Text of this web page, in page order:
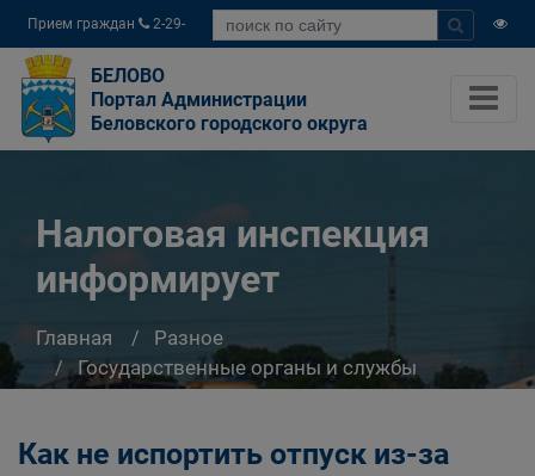
Прием граждан
2-29-
04
БЕЛОВО
Портал Администрации
Беловского городского округа
Налоговая инспекция
информирует
Главная
Разное
Государственные органы и службы
информируют
Как не испортить отпуск из-за